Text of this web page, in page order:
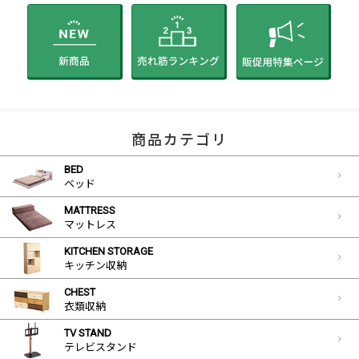
商品カテゴリ
BED
ベッド
MATTRESS
マットレス
KITCHEN STORAGE
キッチン収納
CHEST
衣類収納
TV STAND
テレビスタンド